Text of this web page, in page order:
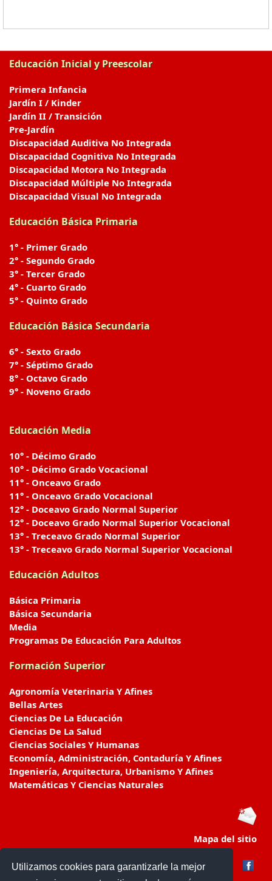
Utilizamos cookies para garantizarle la mejor
Educación Inicial y Preescolar
Primera Infancia
Jardín I / Kinder
Jardín II / Transición
Pre-Jardín
Discapacidad Auditiva No Integrada
Discapacidad Cognitiva No Integrada
Discapacidad Motora No Integrada
Discapacidad Múltiple No Integrada
Discapacidad Visual No Integrada
Educación Básica Primaria
1° - Primer Grado
2° - Segundo Grado
3° - Tercer Grado
4° - Cuarto Grado
5° - Quinto Grado
Educación Básica Secundaria
6° - Sexto Grado
7° - Séptimo Grado
8° - Octavo Grado
9° - Noveno Grado
Educación Media
10° - Décimo Grado
10° - Décimo Grado Vocacional
11° - Onceavo Grado
11° - Onceavo Grado Vocacional
12° - Doceavo Grado Normal Superior
12° - Doceavo Grado Normal Superior Vocacional
13° - Treceavo Grado Normal Superior
13° - Treceavo Grado Normal Superior Vocacional
Educación Adultos
Básica Primaria
Básica Secundaria
Media
Programas De Educación Para Adultos
Formación Superior
Agronomía Veterinaria Y Afines
Bellas Artes
Ciencias De La Educación
Ciencias De La Salud
Ciencias Sociales Y Humanas
Economía, Administración, Contaduría Y Afines
Ingeniería, Arquitectura, Urbanismo Y Afines
Matemáticas Y Ciencias Naturales
Mapa del sitio